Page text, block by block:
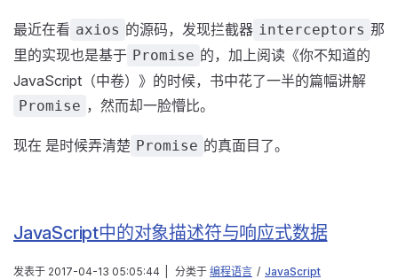
最近在看 axios 的源码，发现拦截器 interceptors 那
里的实现也是基于 Promise 的，加上阅读《你不知道的
JavaScript（中卷）》的时候，书中花了一半的篇幅讲解
Promise ，然而却一脸懵比。
现在 是时候弄清楚 Promise 的真面目了。
JavaScript中的对象描述符与响应式数据
发表于 2017-04-13 05:05:44 分类于 编程语言 / JavaScript